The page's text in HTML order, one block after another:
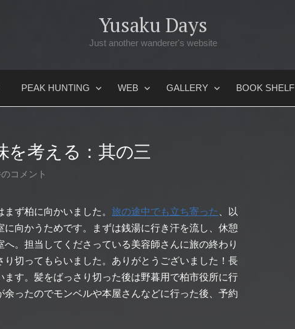
Yusaku Days
Just another wanderer's website
PEAK HUNTING WEB GALLERY BOOK SHELF
を考える：其の三
コメント
ず柏に向かいました。 旅の途中でも立ち寄った
、以
向かうためです。まずは銭湯に行き汗を流し、休憩
。担当してくださっている美容師さんに旅の終わり
り切ってもらいました。ありがとうございました！長
す。髪をばっさり切った後は野暮用で柏市役所に行
余ったのでモンベルや本屋さんなどに行った後、予約